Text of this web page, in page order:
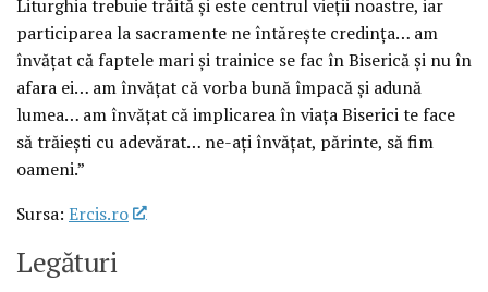
Liturghia trebuie trăită şi este centrul vieţii noastre, iar
participarea la sacramente ne întăreşte credinţa… am
învăţat că faptele mari şi trainice se fac în Biserică şi nu în
afara ei… am învăţat că vorba bună împacă şi adună
lumea… am învăţat că implicarea în viaţa Biserici te face
să trăieşti cu adevărat… ne-aţi învăţat, părinte, să fim
oameni.”
Sursa: Ercis.ro
Legături